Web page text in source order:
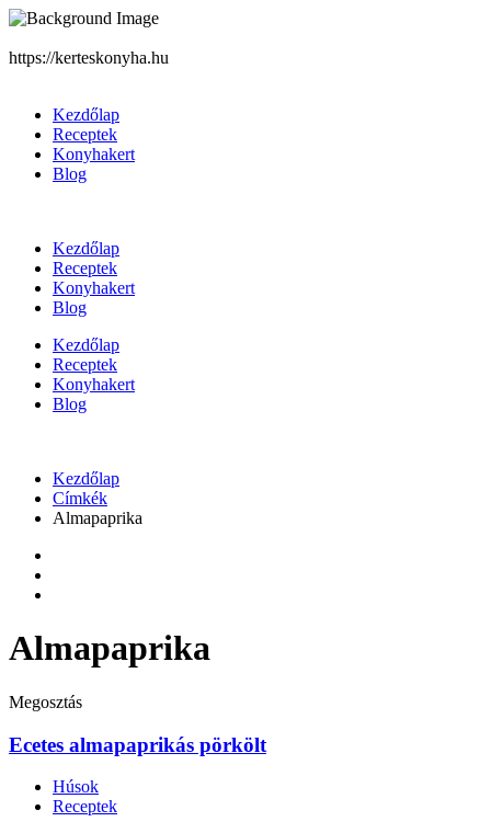
https://kerteskonyha.hu
Kezdőlap
Receptek
Konyhakert
Blog
Kezdőlap
Receptek
Konyhakert
Blog
Kezdőlap
Receptek
Konyhakert
Blog
Kezdőlap
Címkék
Almapaprika
Almapaprika
Megosztás
Ecetes almapaprikás pörkölt
Húsok
Receptek